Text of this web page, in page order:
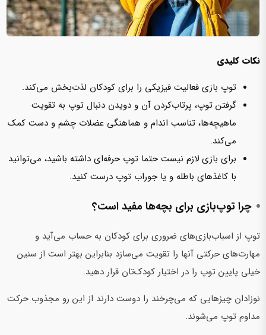
نکات کلیدی
توپ بازی فعالیت فیزیکی را برای کودکان لذت‌بخش می‌کند.
گرفتن توپ، پرتاب‌کردن آن و دویدن دنبال توپ به تقویت
ماهیچه‌ها، تناسب اندام و هماهنگی عضلات چشم و دست کمک
می‌کند.
برای بازی لازم نیست حتما توپ حرفه‌ای داشته باشید، می‌توانید
با کاغذهای باطله و یا جوراب توپ درست کنید.
چرا توپ‌بازی برای بچه‌ها مفید است؟
توپ از اسباب‌بازی‌های ضروری برای کودکان به حساب می‌آید و
مهارت‌های حرکتی آنها را تقویت می‌سازد بنابراین بهتر است از سنین
خیلی پایین توپ را در اختیار کودک‌تان قرار دهید.
نوزادان چیزهایی که می‌چرخند را دوست دارند از این رو مجذوب حرکت
مداوم توپ می‌شوند.